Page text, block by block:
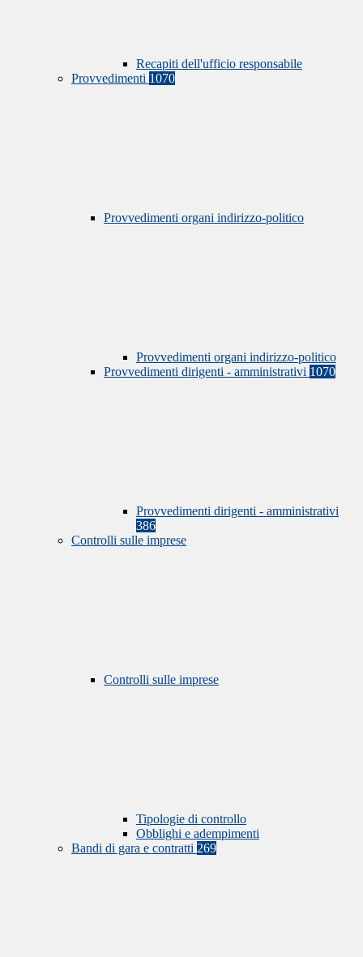
Recapiti dell'ufficio responsabile
Provvedimenti 1070
Provvedimenti organi indirizzo-politico
Provvedimenti organi indirizzo-politico
Provvedimenti dirigenti - amministrativi 1070
Provvedimenti dirigenti - amministrativi
386
Controlli sulle imprese
Controlli sulle imprese
Tipologie di controllo
Obblighi e adempimenti
Bandi di gara e contratti 269